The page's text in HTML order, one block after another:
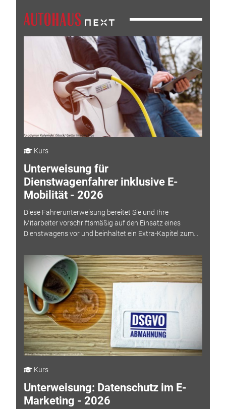
Kurs
Unterweisung für
Dienstwagenfahrer inklusive E-
Mobilität - 2026
Diese Fahrerunterweisung bereitet Sie und Ihre
Mitarbeiter vorschriftsmäßig auf den Einsatz eines
Dienstwagens vor und beinhaltet ein Extra-Kapitel zum...
Kurs
Unterweisung: Datenschutz im E-
Marketing - 2026